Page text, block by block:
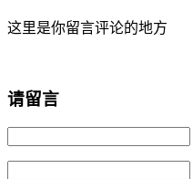
这里是你留言评论的地方
请留言